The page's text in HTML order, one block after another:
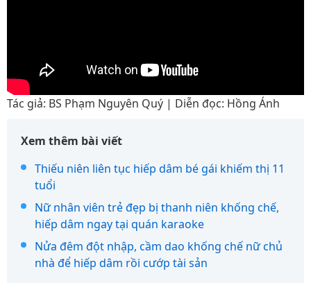
Tác giả: BS Phạm Nguyên Quý | Diễn đọc: Hồng Ánh
Xem thêm bài viết
Thiếu niên liên tục hiếp dâm bé gái khiếm thị 11
tuổi
Nữ nhân viên trẻ đẹp bị thanh niên khống chế,
hiếp dâm ngay tại quán karaoke
Nửa đêm đột nhập, cầm dao khống chế nữ chủ
nhà để hiếp dâm rồi cướp tài sản